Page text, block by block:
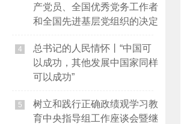
产党员、全国优秀党务工作者
和全国先进基层党组织的决定
4
总书记的人民情怀丨“中国可
以成功，其他发展中国家同样
可以成功”
5
树立和践行正确政绩观学习教
育中央指导组工作座谈会暨继